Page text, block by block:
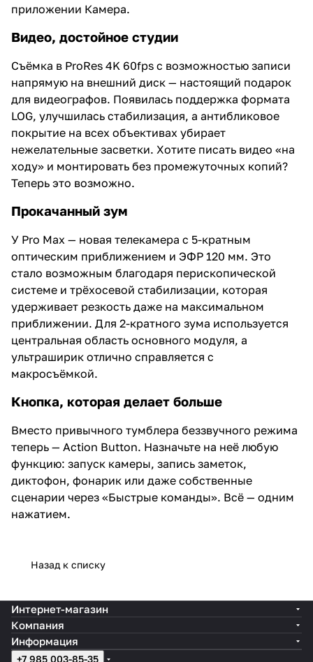
приложении Камера.
Видео, достойное студии
Съёмка в ProRes 4K 60fps с возможностью записи
напрямую на внешний диск — настоящий подарок
для видеографов. Появилась поддержка формата
LOG, улучшилась стабилизация, а антибликовое
покрытие на всех объективах убирает
нежелательные засветки. Хотите писать видео «на
ходу» и монтировать без промежуточных копий?
Теперь это возможно.
Прокачанный зум
У Pro Max — новая телекамера с 5-кратным
оптическим приближением и ЭФР 120 мм. Это
стало возможным благодаря перископической
системе и трёхосевой стабилизации, которая
удерживает резкость даже на максимальном
приближении. Для 2-кратного зума используется
центральная область основного модуля, а
ультраширик отлично справляется с
макросъёмкой.
Кнопка, которая делает больше
Вместо привычного тумблера беззвучного режима
теперь — Action Button. Назначьте на неё любую
функцию: запуск камеры, запись заметок,
диктофон, фонарик или даже собственные
сценарии через «Быстрые команды». Всё — одним
нажатием.
Назад к списку
Интернет-магазин
Компания
Информация
+7 985 003-85-35